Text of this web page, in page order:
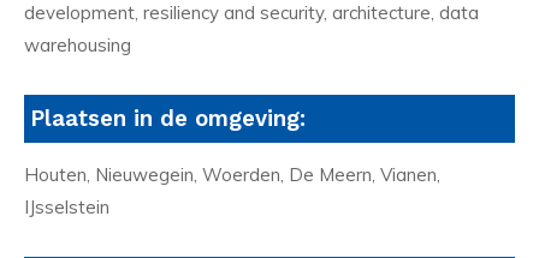
development, resiliency and security, architecture, data
warehousing
Plaatsen in de omgeving:
Houten, Nieuwegein, Woerden, De Meern, Vianen,
IJsselstein